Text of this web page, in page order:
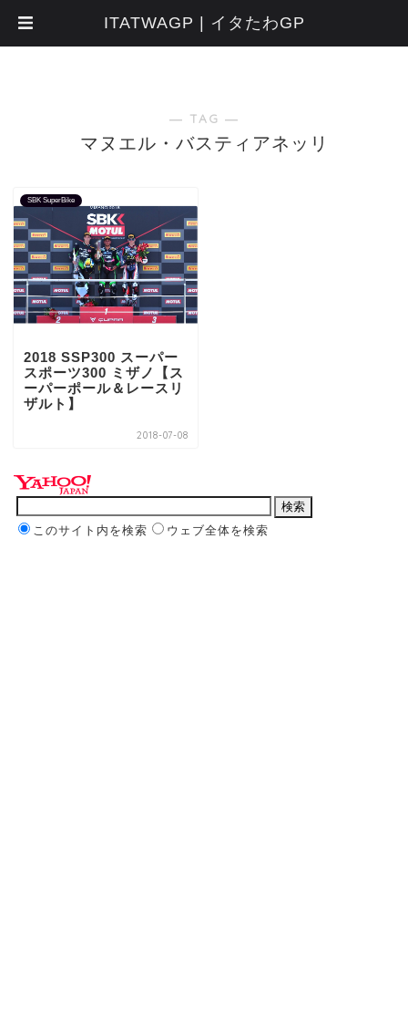
― TAG ―
マヌエル・バスティアネッリ
SBK SuperBike
2018 SSP300 スーパー
スポーツ300 ミザノ【ス
ーパーポール＆レースリ
ザルト】
2018-07-08
このサイト内を検索 ウェブ全体を検索
ITATWAGP | イタたわGP